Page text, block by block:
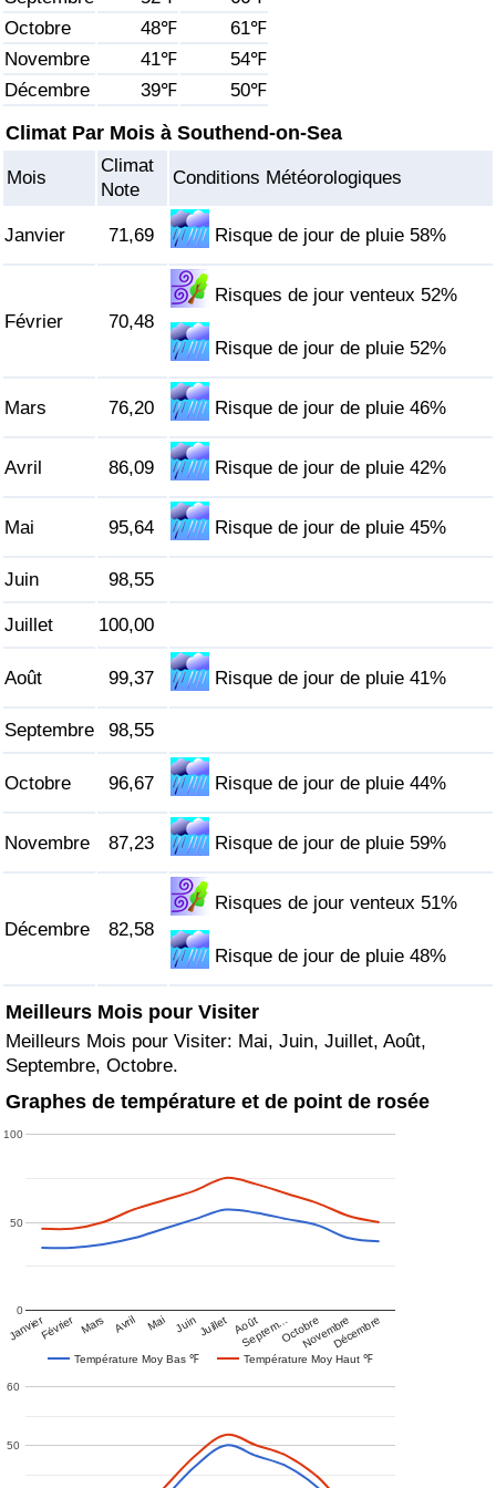
Octobre
48℉
61℉
Novembre
41℉
54℉
Décembre
39℉ 50℉
Climat Par Mois à Southend-on-Sea
Mois
Climat
Note
Conditions Météorologiques
Janvier 71,69 Risque de jour de pluie 58%
Février 70,48
Risques de jour venteux 52%
Risque de jour de pluie 52%
Mars 76,20 Risque de jour de pluie 46%
Avril 86,09 Risque de jour de pluie 42%
Mai 95,64 Risque de jour de pluie 45%
Juin 98,55
Juillet 100,00
Août 99,37 Risque de jour de pluie 41%
Septembre 98,55
Octobre 96,67 Risque de jour de pluie 44%
Novembre 87,23 Risque de jour de pluie 59%
Décembre 82,58
Risques de jour venteux 51%
Risque de jour de pluie 48%
Meilleurs Mois pour Visiter
Meilleurs Mois pour Visiter: Mai, Juin, Juillet, Août,
Septembre, Octobre.
Graphes de température et de point de rosée
Température Moy Bas ℉ Température Moy Haut ℉
JanvierFévrier Mars Avril Mai Juin Juillet Août
Septem…OctobreNovembreDécembre
0
50
100
50
60
Soins de santé
Indice des soins de santé (Actuel)
Indice des soins de santé par Pays
Indice de Pollution (Actuel)
Indice de pollution
Indice de Trafic par Pays